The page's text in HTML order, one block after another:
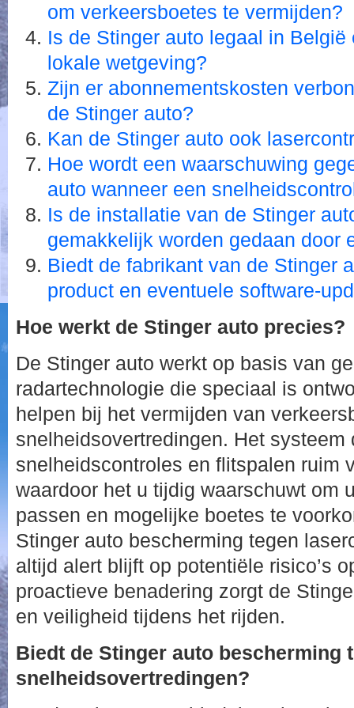
om verkeersboetes te vermijden?
Is de Stinger auto legaal in
lokale wetgeving?
Zijn er abonnementskosten
de Stinger auto?
Kan de Stinger auto ook
Hoe wordt een waarschuwing
auto wanneer een
Is de installatie van de Stinger
gemakkelijk worden gedaan door
Biedt de fabrikant van de Stinger
product en eventuele software-
Hoe werkt de Stinger auto precies?
De Stinger auto werkt op basis van
radartechnologie die speciaal is
helpen bij het vermijden van
snelheidsovertredingen. Het systeem
snelheidscontroles en flitspalen ruim
waardoor het u tijdig waarschuwt om
passen en mogelijke boetes te
Stinger auto bescherming tegen
altijd alert blijft op potentiële risico’s
proactieve benadering zorgt de
en veiligheid tijdens het rijden.
Biedt de Stinger auto bescherming
snelheidsovertredingen?